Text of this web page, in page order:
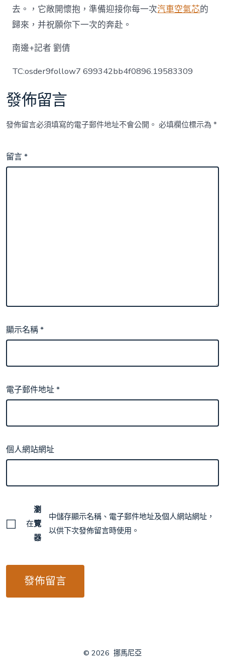
去。，它敞開懷抱，準備迎接你每一次汽車空氣芯的
歸來，并祝願你下一次的奔赴。
南邊+記者 劉倩
TC:osder9follow7 699342bb4f0896.19583309
發佈留言
發佈留言必須填寫的電子郵件地址不會公開。 必填欄位標示為*
留言*
顯示名稱*
電子郵件地址*
個人網站網址
在
瀏
覽
器
中儲存顯示名稱、電子郵件地址及個人網站網址，
以供下次發佈留言時使用。
© 2026 挪馬尼亞